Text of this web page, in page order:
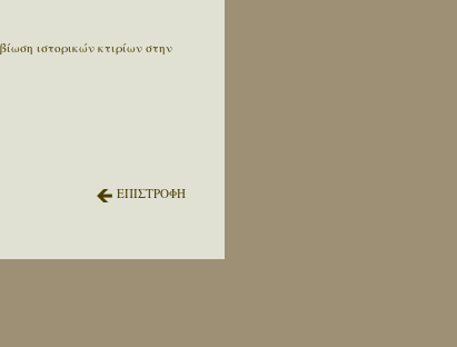
ιστορικών κτιρίων στην
ΕΠΙΣΤΡΟΦΗ